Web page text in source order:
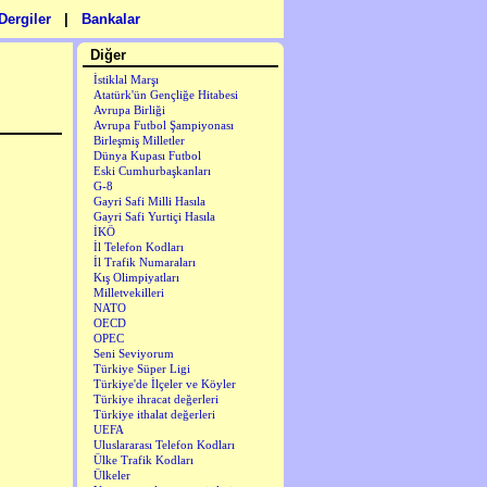
Dergiler Bankalar
Diğer
İstiklal Marşı
Atatürk'ün Gençliğe Hitabesi
Avrupa Birliği
Avrupa Futbol Şampiyonası
Birleşmiş Milletler
Dünya Kupası Futbol
Eski Cumhurbaşkanları
G-8
Gayri Safi Milli Hasıla
Gayri Safi Yurtiçi Hasıla
İKÖ
İl Telefon Kodları
İl Trafik Numaraları
Kış Olimpiyatları
Milletvekilleri
NATO
OECD
OPEC
Seni Seviyorum
Türkiye Süper Ligi
Türkiye'de İlçeler ve Köyler
Türkiye ihracat değerleri
Türkiye ithalat değerleri
UEFA
Uluslararası Telefon Kodları
Ülke Trafik Kodları
Ülkeler